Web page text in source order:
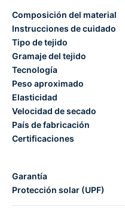
Composición del material
Instrucciones de cuidado
Tipo de tejido
Gramaje del tejido
Tecnología
Peso aproximado
Elasticidad
Velocidad de secado
País de fabricación
Certificaciones
Garantía
Protección solar (UPF)